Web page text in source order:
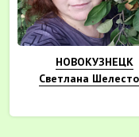
НОВОКУЗНЕЦК
Светлана